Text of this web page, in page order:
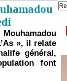
», il relate
général,
font